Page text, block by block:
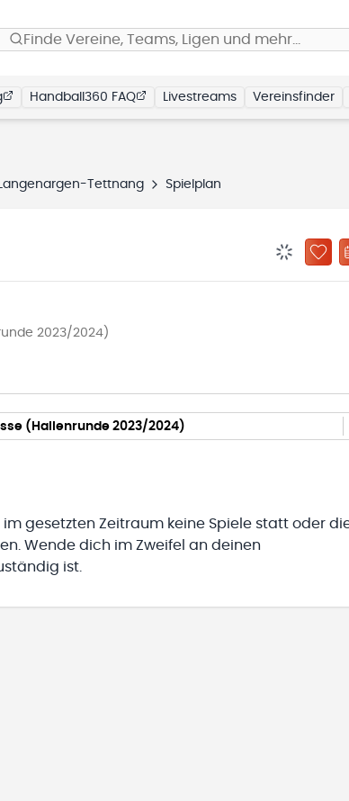
Finde Vereine, Teams, Ligen und mehr…
Handball360 FAQ Livestreams Vereinsfinder
Langenargen-Tettnang Spielplan
ZU
2023/2024)
(Hallenrunde 2023/2024)
im gesetzten Zeitraum keine Spiele statt oder
Wende dich im Zweifel an deinen
ist.